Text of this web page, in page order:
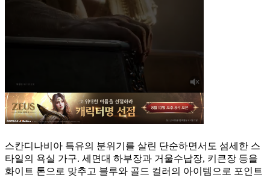
스칸디나비아 특유의 분위기를 살린 단순하면서도 섬세한 스
타일의 욕실 가구. 세면대 하부장과 거울수납장, 키큰장 등을
화이트 톤으로 맞추고 블루와 골드 컬러의 아이템으로 포인트